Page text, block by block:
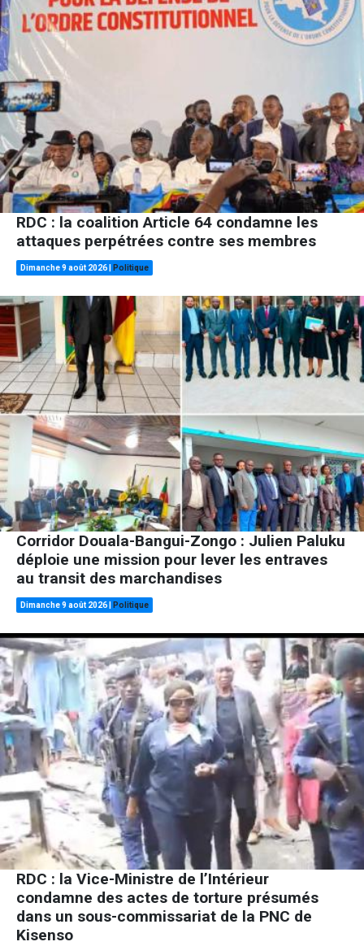
RDC : la coalition Article 64 condamne les
attaques perpétrées contre ses membres
Dimanche 9 août 2026 Politique
Corridor Douala-Bangui-Zongo : Julien Paluku
déploie une mission pour lever les entraves
au transit des marchandises
Dimanche 9 août 2026 Politique
RDC : la Vice-Ministre de l’Intérieur
condamne des actes de torture présumés
dans un sous-commissariat de la PNC de
Kisenso